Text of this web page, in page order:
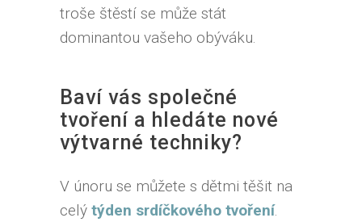
troše štěstí se může stát
dominantou vašeho obýváku.
Baví vás společné
tvoření a hledáte nové
výtvarné techniky?
V únoru se můžete s dětmi těšit na
celý týden srdíčkového tvoření.